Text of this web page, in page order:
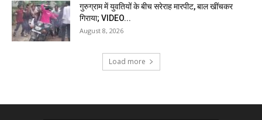
गुरुग्राम में युवतियों के बीच सरेराह मारपीट, बाल खींचकर
गिराया; VIDEO...
August 8, 2026
Load more